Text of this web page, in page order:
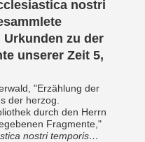
nostri
zu der
unserer Zeit 5,
"Erzählung der
der herzog.
durch den Herrn
Fragmente,"
nostri temporis…